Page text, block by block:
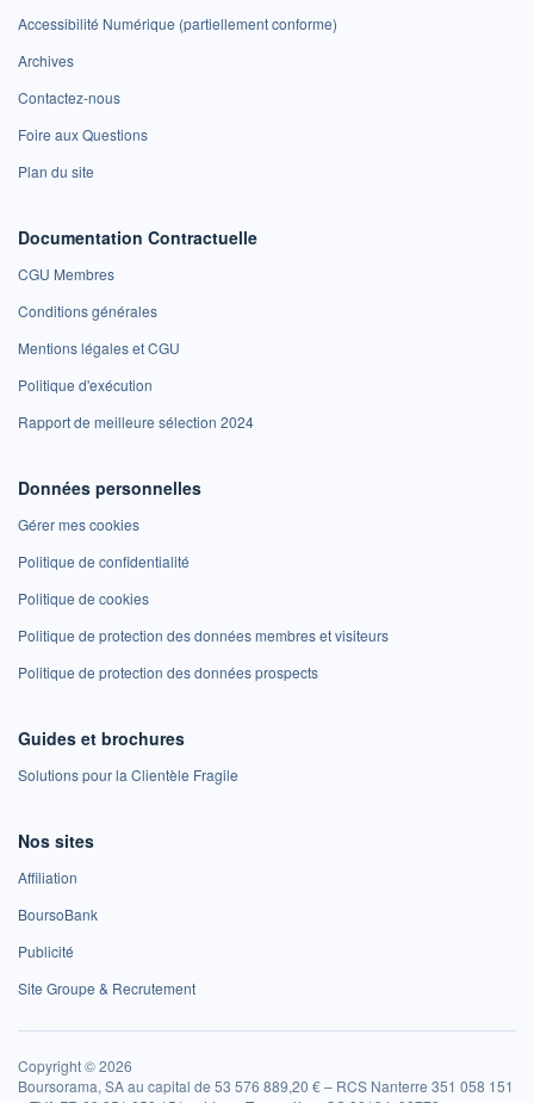
Accessibilité Numérique (partiellement conforme)
Archives
Contactez-nous
Foire aux Questions
Plan du site
Documentation Contractuelle
CGU Membres
Conditions générales
Mentions légales et CGU
Politique d'exécution
Rapport de meilleure sélection 2024
Données personnelles
Gérer mes cookies
Politique de confidentialité
Politique de cookies
Politique de protection des données membres et visiteurs
Politique de protection des données prospects
Guides et brochures
Solutions pour la Clientèle Fragile
Nos sites
Affiliation
BoursoBank
Publicité
Site Groupe & Recrutement
Copyright © 2026
Boursorama, SA au capital de 53 576 889,20 € – RCS Nanterre 351 058 151